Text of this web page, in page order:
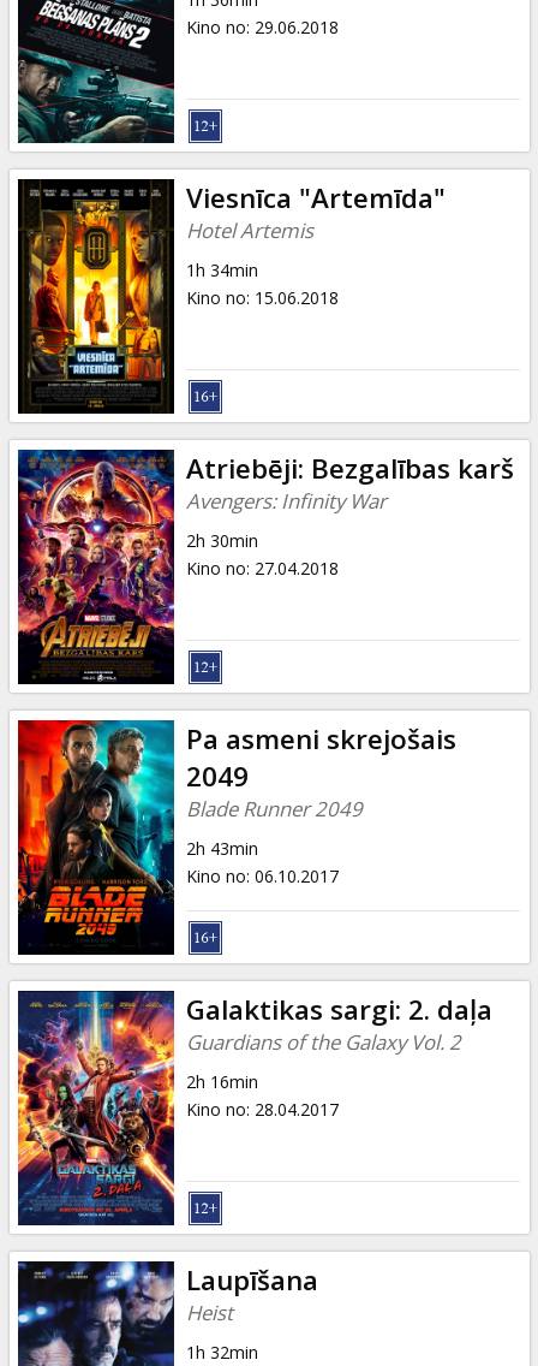
Kino no: 29.06.2018
Viesnīca "Artemīda"
Hotel Artemis
1h 34min
Kino no: 15.06.2018
Atriebēji: Bezgalības karš
Avengers: Infinity War
2h 30min
Kino no: 27.04.2018
Pa asmeni skrejošais
2049
Blade Runner 2049
2h 43min
Kino no: 06.10.2017
Galaktikas sargi: 2. daļa
Guardians of the Galaxy Vol. 2
2h 16min
Kino no: 28.04.2017
Laupīšana
Heist
1h 32min